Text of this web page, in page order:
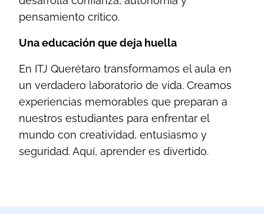
pensamiento crítico.
Una educación que deja huella
En ITJ Querétaro transformamos el aula en
un verdadero laboratorio de vida. Creamos
experiencias memorables que preparan a
nuestros estudiantes para enfrentar el
mundo con creatividad, entusiasmo y
seguridad. Aquí, aprender es divertido.